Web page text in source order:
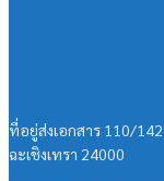
ที่อยู่ส่งเอกสาร 110/
ฉะเชิงเทรา 24000